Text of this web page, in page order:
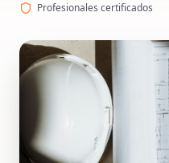
Profesionales certificados